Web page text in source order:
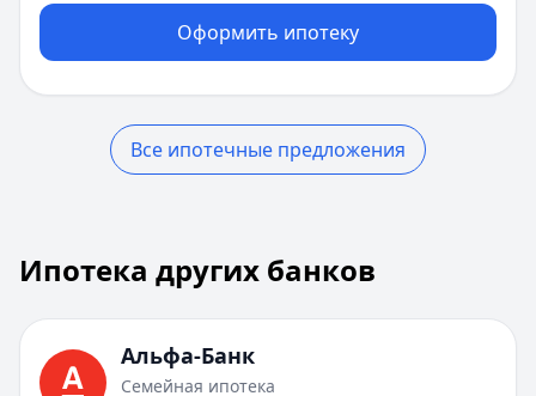
Оформить ипотеку
Все ипотечные предложения
Всего предложений:10. Текущая страница:
Сумма до:
Первоначальный взнос от:
Лейблы:Быстрое решение
Ипотека других банков
Альфа-Банк
Семейная ипотека